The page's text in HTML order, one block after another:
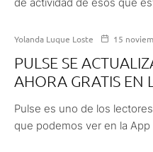
Yolanda Luque Loste 15
PULSE SE
AHORA GRATIS EN
Pulse es uno de los
que podemos ver en la App